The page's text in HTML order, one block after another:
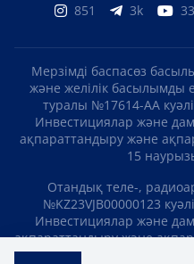
851 3k
Мерзімді баспасөз
және желілік басылымды
туралы №17614-АА
Инвестициялар және
ақпараттандыру және
15
Отандық теле-,
№KZ23VJB00000123
Инвестициялар және
ақпараттандыру және